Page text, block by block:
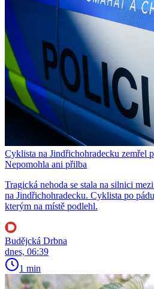
Cyklista na Jindřichohradecku zemřel
Nepomohla ani přilba
Tragická nehoda se stala na silnici
na Jindřichohradecku. Cyklista po
kterým na místě podlehl.
Budějcká Drbna
dnes, 06:39
1 min